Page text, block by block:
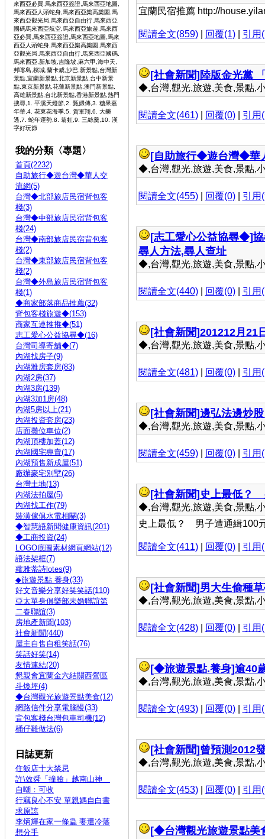
來西亞必買,馬來西亞簽證,馬來西亞地圖,
馬來西亞人頭蛇身,馬來西亞樂高樂園,馬
來西亞觀光局,馬來西亞自由行,馬來西亞
國碼馬來西亞航空,馬來西亞旅遊,馬來西
亞必買,馬來西亞簽證,馬來西亞地圖,馬來
西亞人頭蛇身,馬來西亞樂高樂園,馬來西
亞觀光局,馬來西亞自由行,馬來西亞國碼,
馬來西亞,新加坡,吉隆坡,麻六甲,海中天,
邦喀島,檳城,蘭卡威,沙巴,新景點,台灣新
景點,宜蘭新景點,北京新景點,台中新景
點,東京新景點,花蓮新景點,澳門新景點,
高雄新景點,台北新景點,香港新景點,熱門
搜尋,1. 平溪天燈節,2. 甄嬛傳,3. 糖果嘉
年華,4. 花東花海季,5. 賀軍翔,6. 大樂
透,7. 蛇年運勢,8. 翁虹,9. 三絲羹,10. 漢
字好玩節
我的分類〈專題〉
首頁(2232)
自助旅行◆遊台灣◆華人交
流網(5)
台灣◆北部旅店民宿背包客
棧(3)
台灣◆中部旅店民宿背包客
棧(24)
台灣◆南部旅店民宿背包客
棧(2)
台灣◆東部旅店民宿背包客
棧(2)
台灣◆外島旅店民宿背包客
棧(1)
◆商家部落商品推薦(32)
背包客棧旅遊◆(153)
商家互連推推◆(51)
志工愛心公益協尋◆(16)
台灣司導寄舖◆(7)
內湖找房子(9)
內湖雅房套房(83)
內湖2房(37)
內湖3房(139)
內湖3加1房(48)
內湖5房以上(21)
內湖投資套房(23)
店面攤位車位(2)
內湖頂樓加蓋(12)
內湖國宅專賣(17)
內湖預售新成屋(51)
廠辦豪宅別墅(26)
台灣土地(13)
內湖法拍屋(5)
內湖找工作(79)
裝潢傢俱水電相關(3)
◆智慧語新聞健康資訊(201)
◆工商投資(24)
LOGO底圖素材網頁網站(12)
語法架框(7)
蘿雅蒂詩lotes(9)
◆旅遊景點.養身(33)
好文音樂分享好笑笑話(110)
亞太單身俱樂部未婚聯誼第
二春聯誼(3)
房地產新聞(103)
社會新聞(440)
屋主自售自租笑話(76)
笑話好笑(14)
友情連結(20)
懇親會宜蘭金六結關西營區
斗煥坪(4)
◆台灣觀光旅遊景點美食(12)
網路信件分享電腦慢(33)
背包客棧台灣包車司機(12)
桶仔雞做法(6)
日誌更新
住飯店十大禁忌
許\效舜「撞臉」越南山神
自嘲：可收
行竊良心不安 單親媽自白書
求原諒
李炳輝在家一條蟲 妻遭冷落
想分手
宜蘭民宿推薦 http://
閱讀全文(859)| 回覆(1)| 引用
[社會新聞] 陸版金光黨
◆,台灣,觀光,旅遊,美食,景點,
閱讀全文(461)| 回覆(0)| 引用
[自助旅行◆遊台灣◆華
◆,台灣,觀光,旅遊,美食,景點,
閱讀全文(455)| 回覆(0)| 引用
[志工愛心公益協尋◆]
尋人方法,尋人查址
◆,台灣,觀光,旅遊,美食,景點,
閱讀全文(440)| 回覆(0)| 引用
[社會新聞]201212月21
◆,台灣,觀光,旅遊,美食,景點,
閱讀全文(481)| 回覆(0)| 引用
[社會新聞]邊弘法邊炒
◆,台灣,觀光,旅遊,美食,景點,
閱讀全文(459)| 回覆(0)| 引用
[社會新聞] 史上最低？
◆,台灣,觀光,旅遊,美食,景點,
史上最低？ 男子遭通緝100
閱讀全文(411)| 回覆(0)| 引用
[社會新聞] 男大生偷種
◆,台灣,觀光,旅遊,美食,景點,
閱讀全文(428)| 回覆(0)| 引用
[◆旅遊景點.養身]逾40
◆,台灣,觀光,旅遊,美食,景點,
閱讀全文(493)| 回覆(0)| 引用
[社會新聞] 曾預測2012
◆,台灣,觀光,旅遊,美食,景點,
閱讀全文(453)| 回覆(0)| 引用
[◆台灣觀光旅遊景點美